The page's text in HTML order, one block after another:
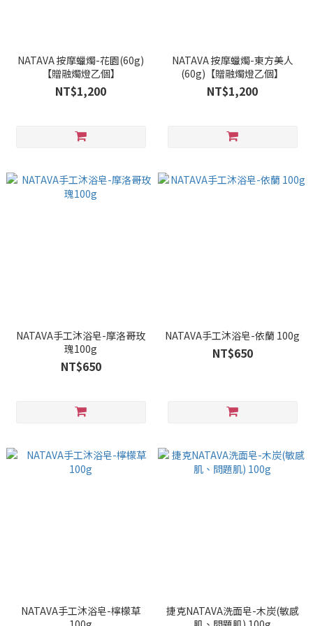
NATAVA 按摩蠟燭-花園(60g)
【贈融燭燈乙個】
NT$1,200
NATAVA 按摩蠟燭-東方美人
(60g)【贈融燭燈乙個】
NT$1,200
NATAVA手工沐浴皂-摩洛哥玫
瑰100g
NT$650
NATAVA手工沐浴皂-依蘭 100g
NT$650
NATAVA手工沐浴皂-檸檬草
捷克NATAVA洗面皂-木炭(敏感